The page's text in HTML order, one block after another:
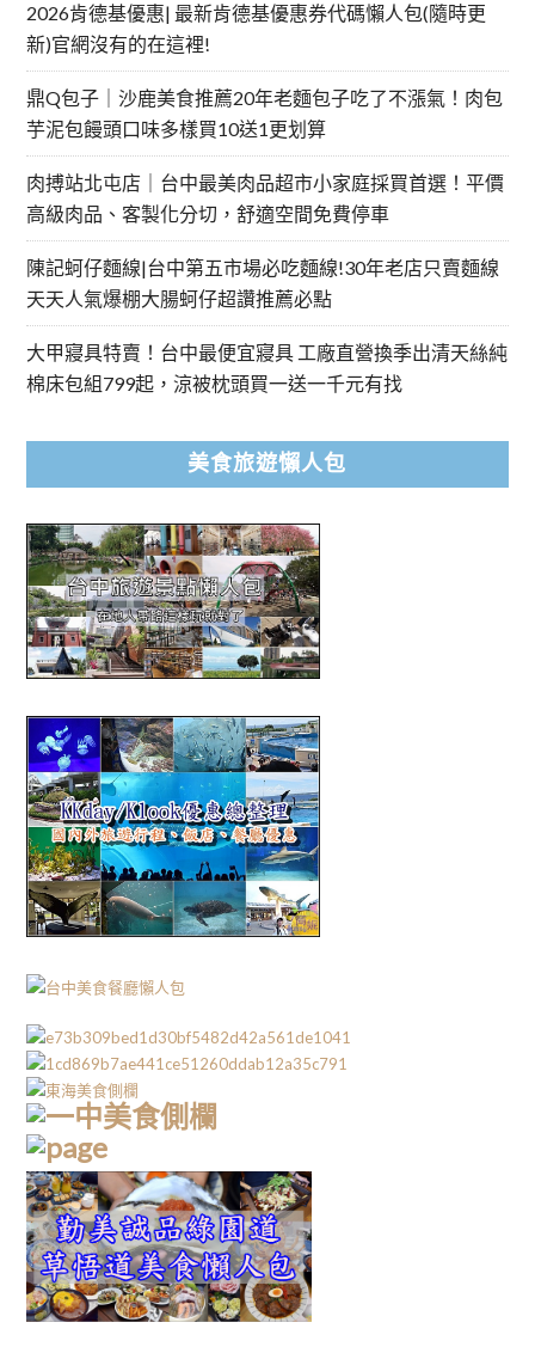
2026肯德基優惠| 最新肯德基優惠券代碼懶人包(隨時更
新)官網沒有的在這裡!
鼎Q包子｜沙鹿美食推薦20年老麵包子吃了不漲氣！肉包
芋泥包饅頭口味多樣買10送1更划算
肉搏站北屯店｜台中最美肉品超市小家庭採買首選！平價
高級肉品、客製化分切，舒適空間免費停車
陳記蚵仔麵線|台中第五市場必吃麵線!30年老店只賣麵線
天天人氣爆棚大腸蚵仔超讚推薦必點
大甲寢具特賣！台中最便宜寢具 工廠直營換季出清天絲純
棉床包組799起，涼被枕頭買一送一千元有找
美食旅遊懶人包